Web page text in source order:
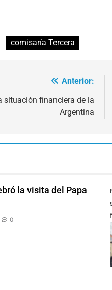
comisaría Tercera
Anterior:
situación financiera de la
Argentina
la visita del Papa
0